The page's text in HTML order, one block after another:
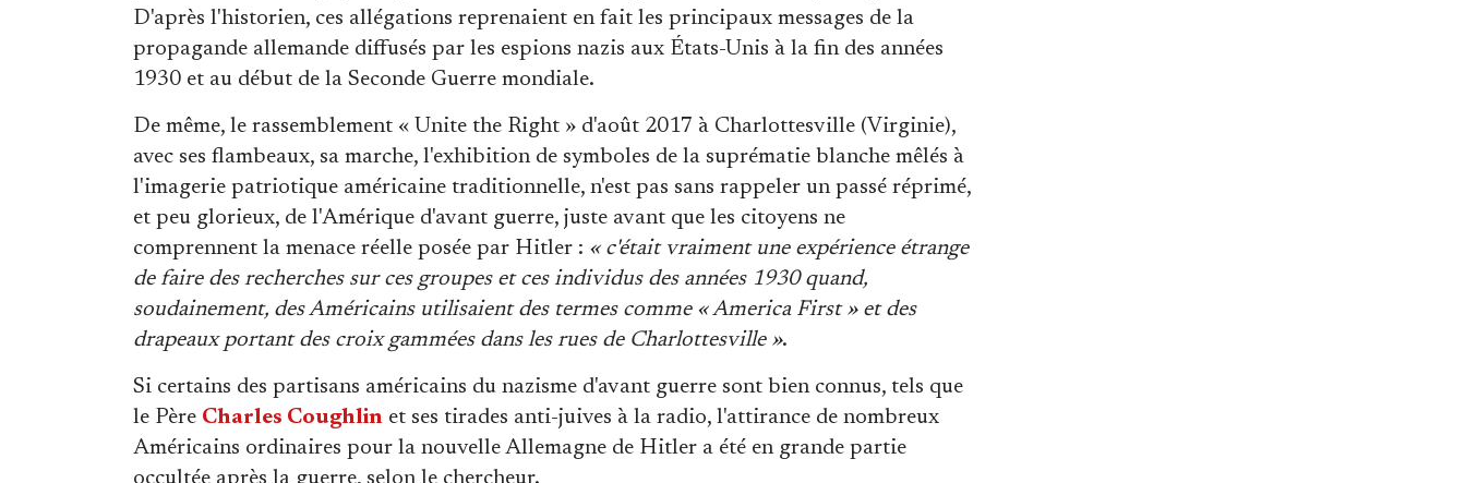
D'après l'historien, ces allégations reprenaient en fait les principaux messages de la
propagande allemande diffusés par les espions nazis aux États-Unis à la fin des années
1930 et au début de la Seconde Guerre mondiale.
De même, le rassemblement « Unite the Right » d'août 2017 à Charlottesville (Virginie),
avec ses flambeaux, sa marche, l'exhibition de symboles de la suprématie blanche mêlés à
l'imagerie patriotique américaine traditionnelle, n'est pas sans rappeler un passé réprimé,
et peu glorieux, de l'Amérique d'avant guerre, juste avant que les citoyens ne
comprennent la menace réelle posée par Hitler : « c'était vraiment une expérience étrange
de faire des recherches sur ces groupes et ces individus des années 1930 quand,
soudainement, des Américains utilisaient des termes comme « America First » et des
drapeaux portant des croix gammées dans les rues de Charlottesville ».
Si certains des partisans américains du nazisme d'avant guerre sont bien connus, tels que
le Père Charles Coughlin et ses tirades anti-juives à la radio, l'attirance de nombreux
Américains ordinaires pour la nouvelle Allemagne de Hitler a été en grande partie
occultée après la guerre, selon le chercheur.